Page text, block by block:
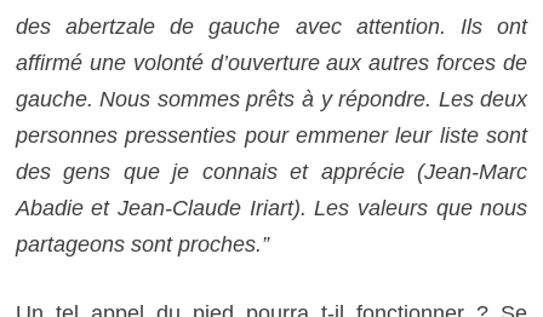
des abertzale de gauche avec attention. Ils ont
affirmé une volonté d’ouverture aux autres forces de
gauche. Nous sommes prêts à y répondre. Les deux
personnes pressenties pour emmener leur liste sont
des gens que je connais et apprécie (Jean-Marc
Abadie et Jean-Claude Iriart). Les valeurs que nous
partageons sont proches.”